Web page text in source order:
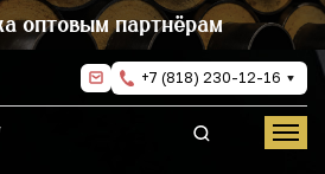
оптовым партнёрам
+7 (818) 230-12-16